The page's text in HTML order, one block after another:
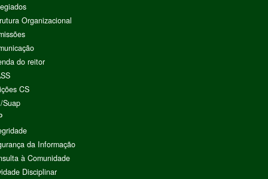
Organizacional
do reitor
CS
Suap
da Informação
à Comunidade
Disciplinar